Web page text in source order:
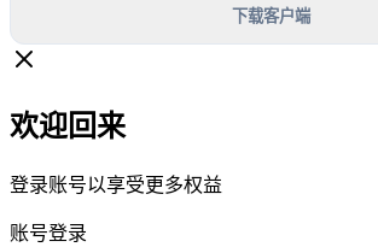
下载客户端
欢迎回来
登录账号以享受更多权益
账号登录